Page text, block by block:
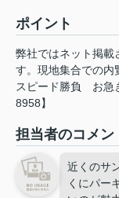
ポイント
弊社ではネット掲載
す。現地集合での内
スピード勝負
お急
8958】
担当者のコメン
近くのサ
くにパー